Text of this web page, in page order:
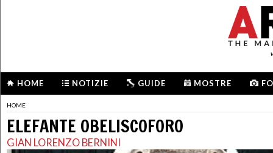
HOME NOTIZIE GUIDE MOSTRE
HOME
ELEFANTE OBELISCOFORO
GIAN LORENZO BERNINI